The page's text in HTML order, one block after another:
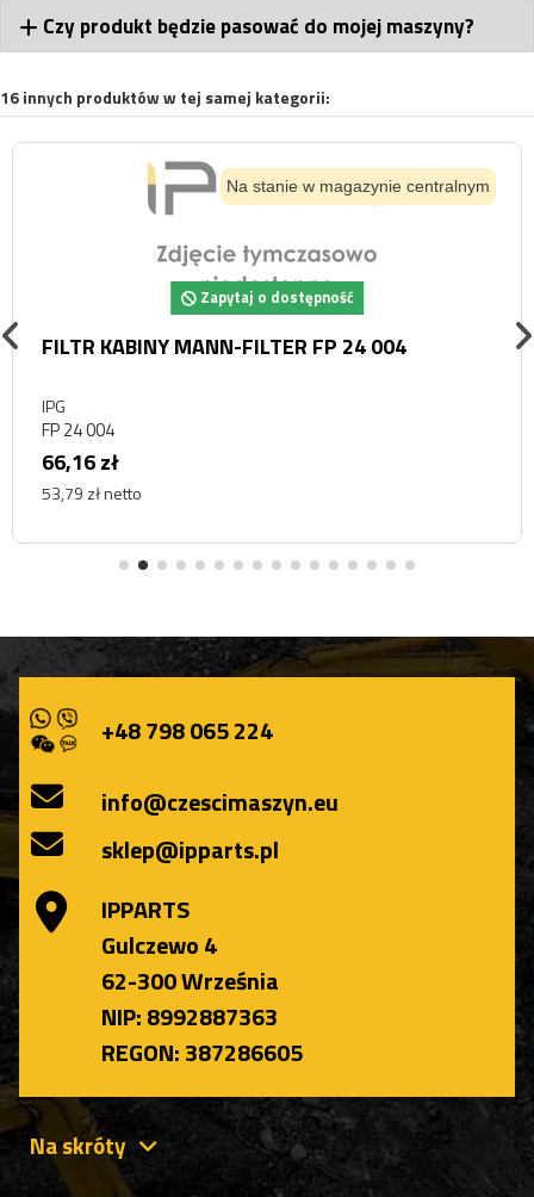
Czy produkt będzie pasować do mojej maszyny?
16 innych produktów w tej samej kategorii:
Na stanie w magazynie centralnym
Zapytaj o dostępność
FILTR KABINY MANN-FILTER FP 24 004
IPG
FP 24 004
66,16 zł
53,79 zł netto
+48 798 065 224
info@czescimaszyn.eu
sklep@ipparts.pl
IPPARTS
Gulczewo 4
62-300 Września
NIP: 8992887363
REGON: 387286605
Na skróty